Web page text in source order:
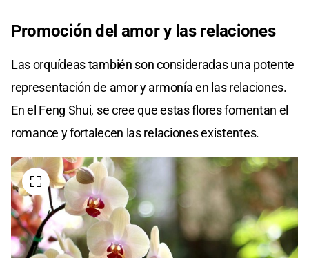
Promoción del amor y las relaciones
Las orquídeas también son consideradas una potente
representación de amor y armonía en las relaciones.
En el Feng Shui, se cree que estas flores fomentan el
romance y fortalecen las relaciones existentes.